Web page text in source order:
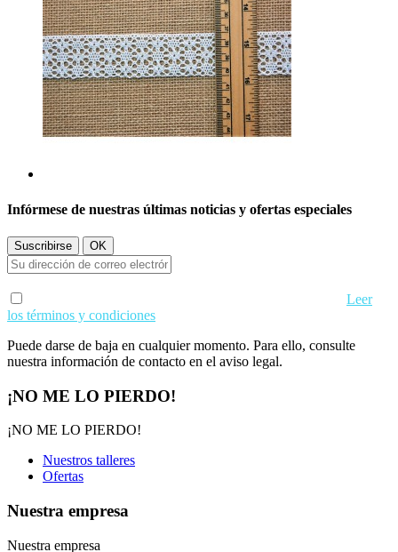
Infórmese de nuestras últimas noticias y ofertas especiales
Leer
los términos y condiciones
Puede darse de baja en cualquier momento. Para ello, consulte
nuestra información de contacto en el aviso legal.
¡NO ME LO PIERDO!
¡NO ME LO PIERDO!
Nuestros talleres
Ofertas
Nuestra empresa
Nuestra empresa